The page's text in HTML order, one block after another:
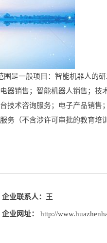
是一般项目：智能机器人的
销售；智能机器人销售；技
技术咨询服务；电子产品销售
务（不含涉许可审批的教育培
企业联系人： 王
企业网址： http://